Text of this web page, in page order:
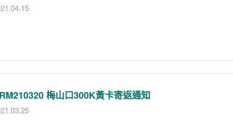
梅山口300K黃卡寄返通知